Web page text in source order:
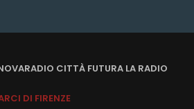
CITTÀ FUTURA LA RADIO
DI FIRENZE